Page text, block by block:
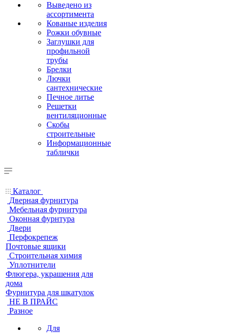
Выведено из
ассортимента
Кованые изделия
Рожки обувные
Заглушки для
профильной
трубы
Брелки
Лючки
сантехнические
Печное литье
Решетки
вентиляционные
Скобы
строительные
Информационные
таблички
Каталог
Дверная фурнитура
Мебельная фурнитура
Оконная фурнтура
Двери
Перфокрепеж
Почтовые ящики
Строительная химия
Уплотнители
Флюгера, украшения для
дома
Фурнитура для шкатулок
НЕ В ПРАЙС
Разное
Для